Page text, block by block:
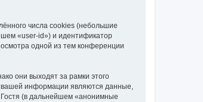
числа cookies (небольшие
«user-id») и идентификатор
одной из тем конференции
они выходят за рамки этого
вашей информации являются данные,
(в дальнейшем «анонимные